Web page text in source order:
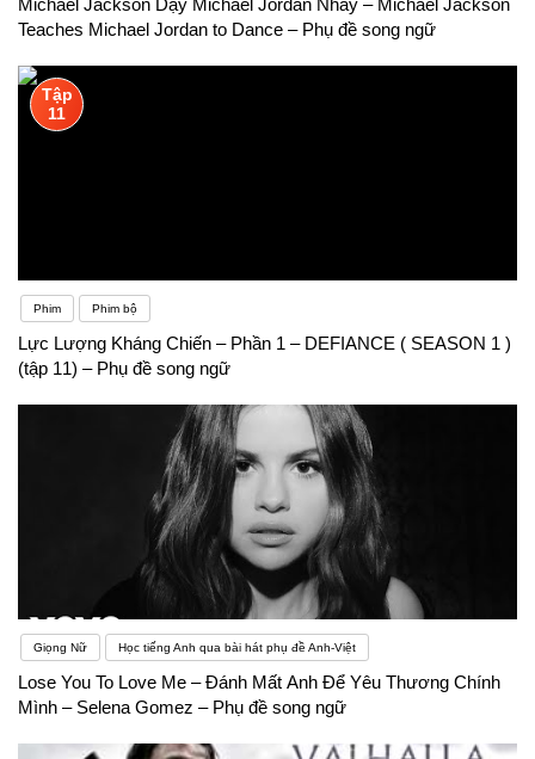
Teaches Michael Jordan to Dance – Phụ đề song ngữ
Tập
11
Phim Phim bộ
Lực Lượng Kháng Chiến – Phần 1 – DEFIANCE ( SEASON 1 )
(tập 11) – Phụ đề song ngữ
Giọng Nữ Học tiếng Anh qua bài hát phụ đề Anh-Việt
Lose You To Love Me – Đánh Mất Anh Để Yêu Thương Chính
Mình – Selena Gomez – Phụ đề song ngữ